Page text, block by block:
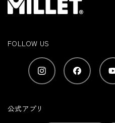
FOLLOW US
公式アプリ